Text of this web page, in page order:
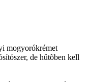
mogyorókrémet
de hûtõben kell